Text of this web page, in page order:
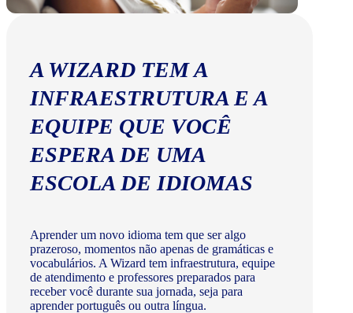
A WIZARD TEM A
INFRAESTRUTURA E A
EQUIPE QUE VOCÊ
ESPERA DE UMA
ESCOLA DE IDIOMAS
Aprender um novo idioma tem que ser algo
prazeroso, momentos não apenas de gramáticas e
vocabulários. A Wizard tem infraestrutura, equipe
de atendimento e professores preparados para
receber você durante sua jornada, seja para
aprender português ou outra língua.